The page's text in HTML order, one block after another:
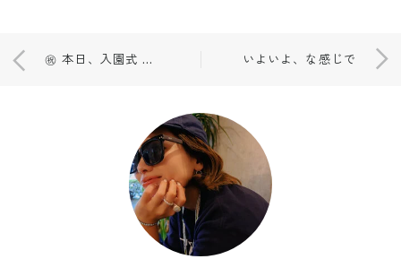
㊗️ 本日、入園式 🎈✨ いよいよ、な感じで